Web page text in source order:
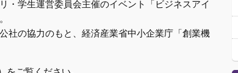
・学生運営委員会主催のイベント「ビジネスアイ
社の協力のもと、経済産業省中小企業庁「創業機